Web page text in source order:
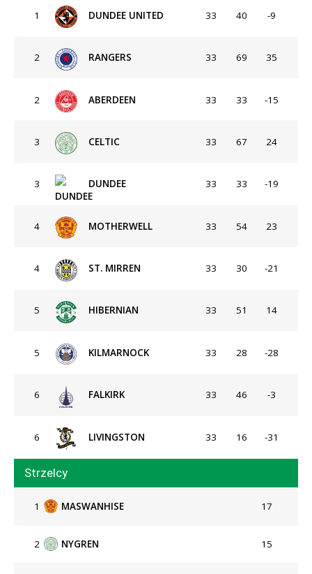
1 DUNDEE UNITED 33 40 -9
2 RANGERS 33 69 35
2 ABERDEEN 33 33 -15
3 CELTIC 33 67 24
3 DUNDEE 33 33 -19
4 MOTHERWELL 33 54 23
4 ST. MIRREN 33 30 -21
5 HIBERNIAN 33 51 14
5 KILMARNOCK 33 28 -28
6 FALKIRK 33 46 -3
6 LIVINGSTON 33 16 -31
Strzelcy
1 MASWANHISE 17
2 NYGREN 15